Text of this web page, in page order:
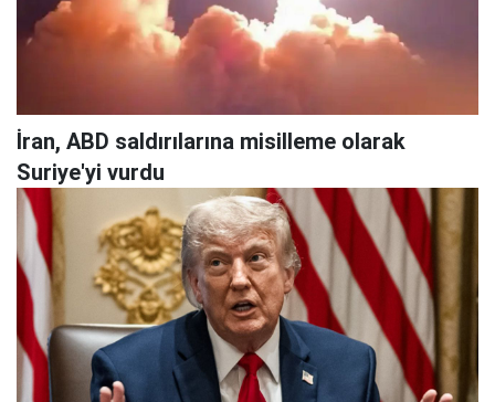
İran, ABD saldırılarına misilleme olarak
Suriye'yi vurdu